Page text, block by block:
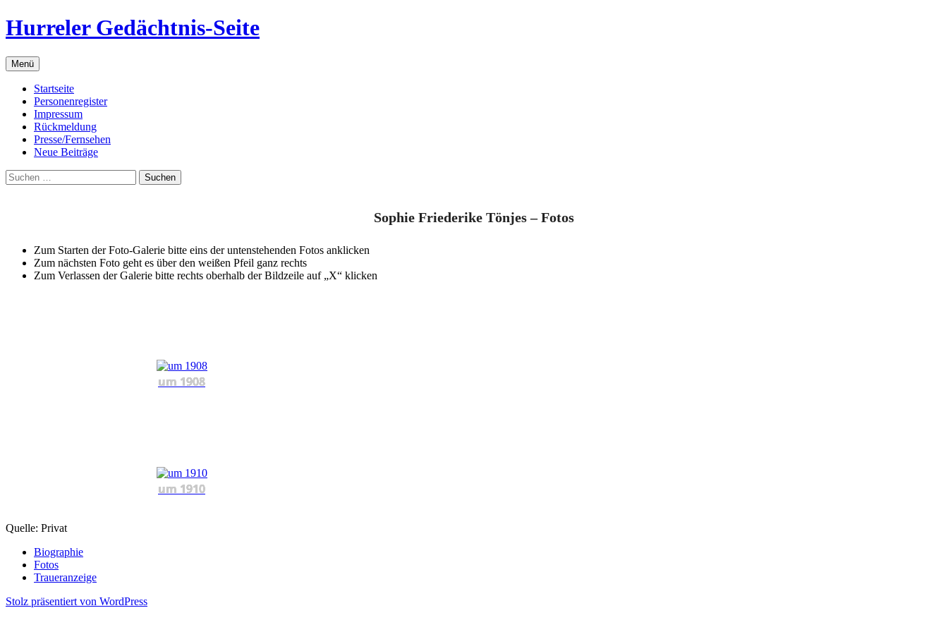
Zum
Inhalt
Hurreler Gedächtnis-Seite
Menü
Startseite
Personenregister
Impressum
Rückmeldung
Presse/Fernsehen
Neue Beiträge
Suchen
nach:
Sophie Friederike Tönjes – Fotos
Zum Starten der Foto-Galerie bitte eins der untenstehenden Fotos anklicken
Zum nächsten Foto geht es über den weißen Pfeil ganz rechts
Zum Verlassen der Galerie bitte rechts oberhalb der Bildzeile auf „X“ klicken
um 1908
um 1910
Quelle: Privat
Biographie
Fotos
Traueranzeige
Stolz präsentiert von WordPress